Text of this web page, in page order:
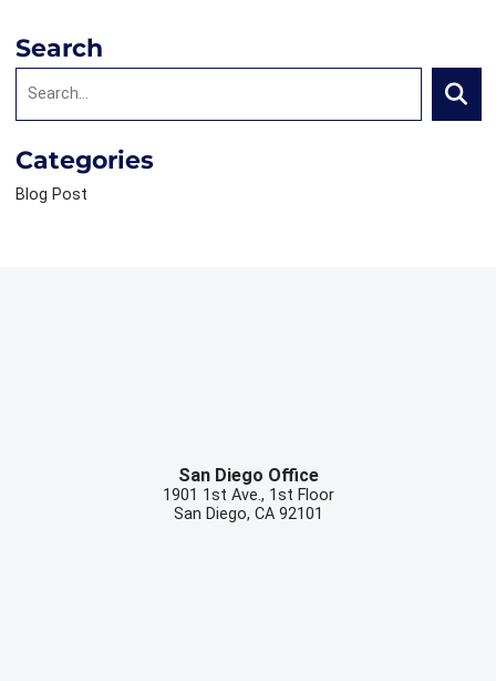
Search
Categories
Blog Post
San Diego Office
1901 1st Ave., 1st Floor
San Diego, CA 92101